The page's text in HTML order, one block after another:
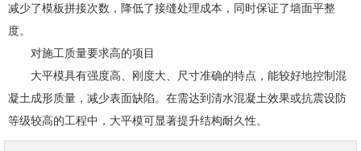
减少了模板拼接次数，降低了接缝处理成本，同时保证了墙面平整
度。
对施工质量要求高的项目
大平模具有强度高、刚度大、尺寸准确的特点，能较好地控制混
凝土成形质量，减少表面缺陷。在需达到清水混凝土效果或抗震设防
等级较高的工程中，大平模可显著提升结构耐久性。